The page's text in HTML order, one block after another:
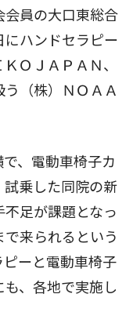
会員の大口東総合
ハンドセラピー
ＯＪＡＰＡＮ、
（株）ＮＯＡＡ
、電動車椅子カ
乗した同院の新
足が課題となっ
来られるという
ーと電動車椅子
、各地で実施し